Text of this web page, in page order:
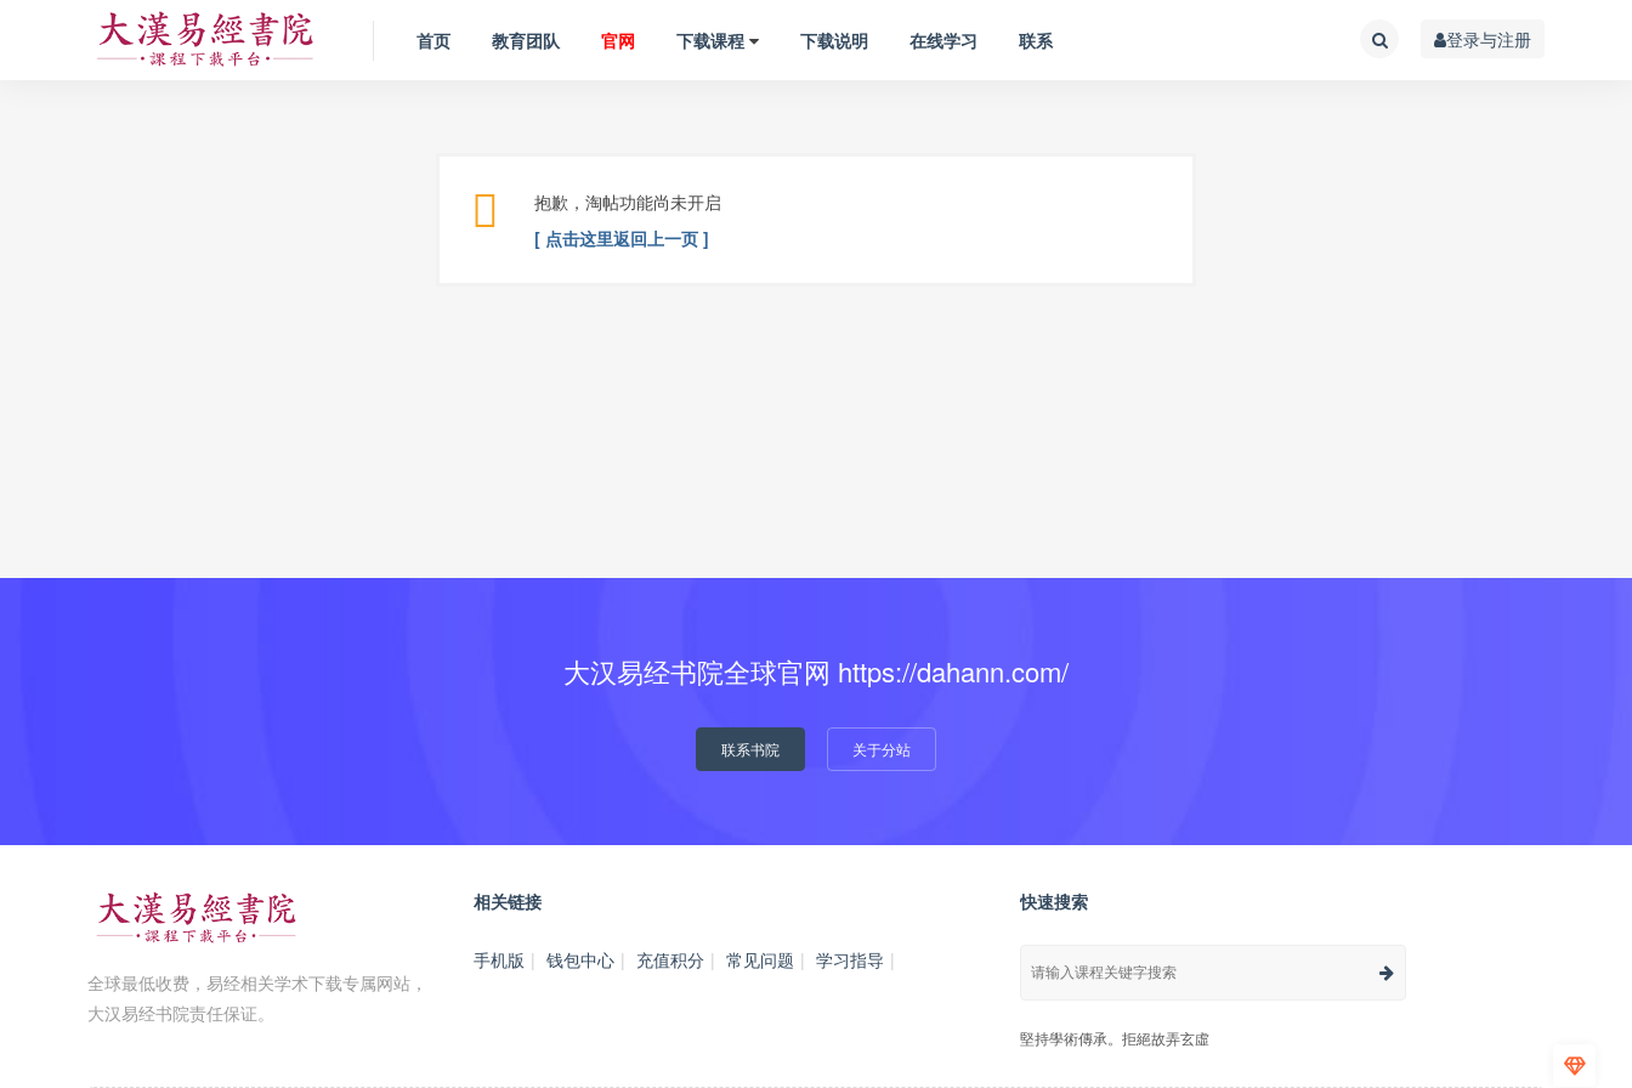
首页 教育团队 官网 下载课程 下载说明 在线学习 联系 登录与注册
抱歉，淘帖功能尚未开启
[ 点击这里返回上一页 ]
大汉易经书院全球官网 https://dahann.com/
联系书院 关于分站
全球最低收费，易经相关学术下载专属网站，
大汉易经书院责任保证。
相关链接
手机版 | 钱包中心 | 充值积分 | 常见问题 | 学习指导 |
快速搜索
堅持學術傳承。拒絕故弄玄虛